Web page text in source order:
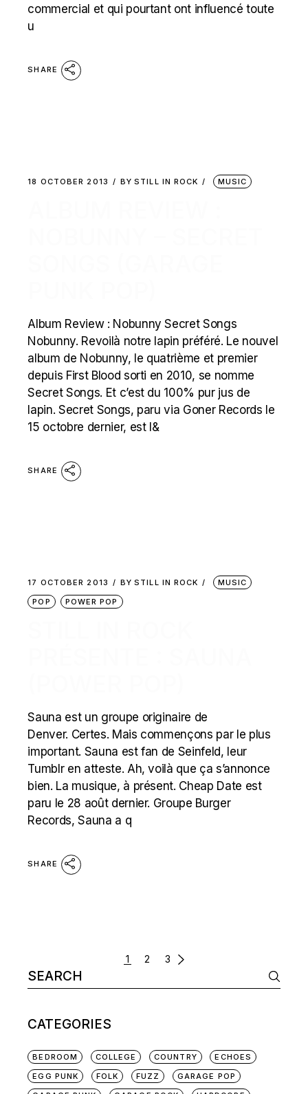
commercial et qui pourtant ont influencé toute
u
SHARE
18 OCTOBER 2013 BY STILL IN ROCK MUSIC
Album Review : Nobunny Secret Songs
Nobunny. Revoilà notre lapin préféré. Le nouvel
album de Nobunny, le quatrième et premier
depuis First Blood sorti en 2010, se nomme
Secret Songs. Et c’est du 100% pur jus de
lapin. Secret Songs, paru via Goner Records le
15 octobre dernier, est l&
SHARE
17 OCTOBER 2013 BY STILL IN ROCK
MUSIC
POP
POWER POP
Sauna est un groupe originaire de
Denver. Certes. Mais commençons par le plus
important. Sauna est fan de Seinfeld, leur
Tumblr en atteste. Ah, voilà que ça s’annonce
bien. La musique, à présent. Cheap Date est
paru le 28 août dernier. Groupe Burger
Records, Sauna a q
SHARE
NAVIGATION
1 2 3
Search
for:
CATEGORIES
BEDROOM COLLEGE COUNTRY
ECHOES
EGG PUNK
FOLK FUZZ
GARAGE POP